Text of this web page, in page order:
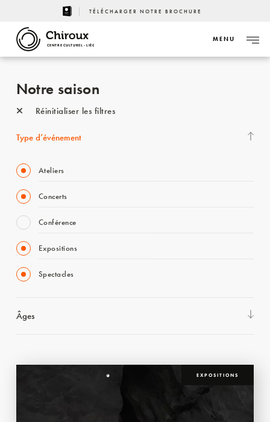
TÉLÉCHARGER NOTRE BROCHURE
CENTRE CULTUREL - LIÈGE
MENU
Notre saison
Réinitialiser les filtres
Type d’événement
Ateliers
Concerts
Conférence
Expositions
Spectacles
Âges
EXPOSITIONS